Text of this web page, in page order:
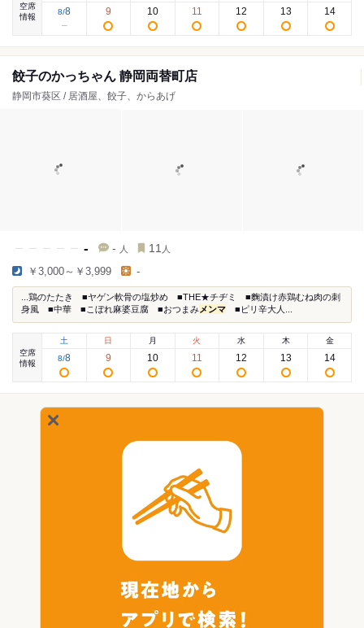
空席
情報
8/8 9 10 11 12 13 14
餃子のかっちゃん 静岡両替町店
静岡市葵区 / 居酒屋、餃子、からあげ
- - 人 11 人
￥3,000～￥3,999 -
...鶏のたたき ■ヤゲン軟骨の塩炒め ■THE★チヂミ ■麴漬け赤鶏むね肉の刺
身風 ■中華 ■こぼれ麻婆豆腐 ■おつまみメンマ ■ピリ辛大人...
空席
情報
土
8/8
日
9
月
10
火
11
水
12
木
13
金
14